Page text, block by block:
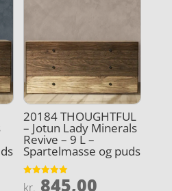
20184 THOUGHTFUL
– Jotun Lady Minerals
Revive – 9 L –
Spartelmasse og puds
Vurderet
kr. 845,00